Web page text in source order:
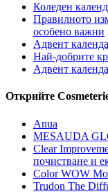
Коледен
Правилното
особено важни
Адвент
Най-добрите
Адвент
Открийте
Anua
MESAUDA
Clear
почистване и
Color WOW
Trudon The